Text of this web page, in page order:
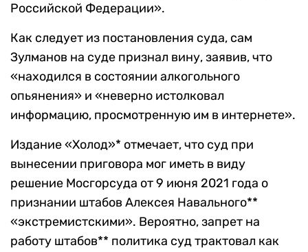
Российской Федерации».
Как следует из постановления суда, сам
Зулманов на суде признал вину, заявив, что
«находился в состоянии алкогольного
опьянения» и «неверно истолковал
информацию, просмотренную им в интернете».
Издание «Холод»* отмечает, что суд при
вынесении приговора мог иметь в виду
решение Мосгорсуда от 9 июня 2021 года о
признании штабов Алексея Навального**
«экстремистскими». Вероятно, запрет на
работу штабов** политика суд трактовал как